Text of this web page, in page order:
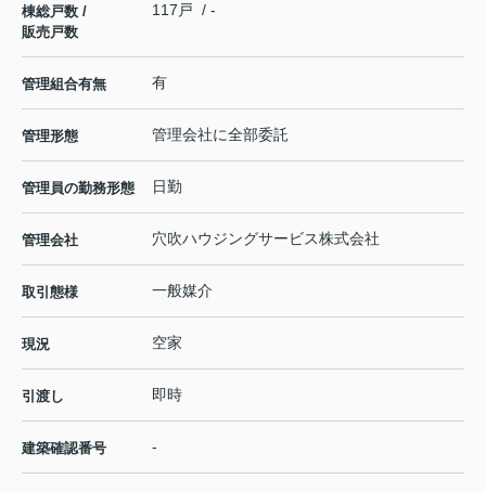
棟総戸数 /
販売戸数
117戸 / -
管理組合有無 有
管理形態 管理会社に全部委託
管理員の勤務形態 日勤
管理会社 穴吹ハウジングサービス株式会社
取引態様 一般媒介
現況 空家
引渡し 即時
建築確認番号 -